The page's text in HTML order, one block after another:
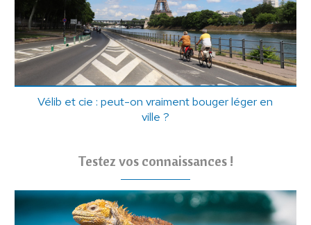
Vélib et cie : peut-on vraiment bouger léger en
ville ?
Testez vos connaissances !